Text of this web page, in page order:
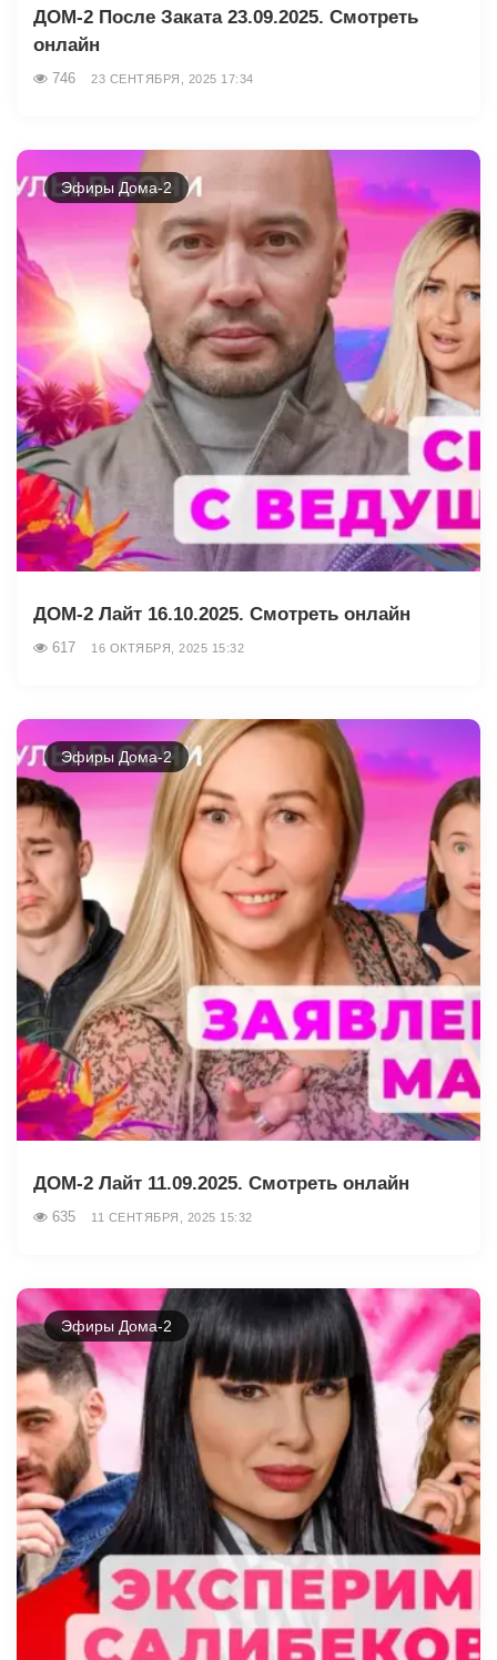
ДОМ-2 После Заката 23.09.2025. Смотреть
онлайн
746 23 СЕНТЯБРЯ, 2025 17:34
Эфиры Дома-2
ДОМ-2 Лайт 16.10.2025. Смотреть онлайн
617 16 ОКТЯБРЯ, 2025 15:32
Эфиры Дома-2
ДОМ-2 Лайт 11.09.2025. Смотреть онлайн
635 11 СЕНТЯБРЯ, 2025 15:32
Эфиры Дома-2